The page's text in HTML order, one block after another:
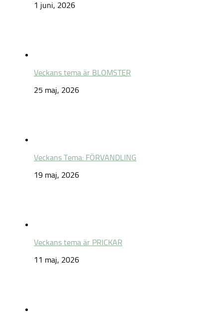
1 juni, 2026
Veckans tema är BLOMSTER
25 maj, 2026
Veckans Tema: FÖRVANDLING
19 maj, 2026
Veckans tema är PRICKAR
11 maj, 2026